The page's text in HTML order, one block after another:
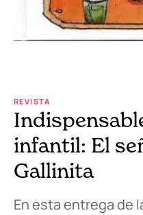
REVISTA
infantil: El
Gallinita
En esta entrega de